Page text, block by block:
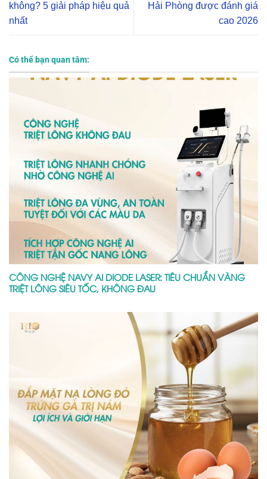
không? 5 giải pháp hiệu quả
nhất
Hải Phòng được đánh giá
cao 2026
Có thể bạn quan tâm:
CÔNG NGHỆ NAVY AI DIODE LASER: TIÊU CHUẨN VÀNG
TRIỆT LÔNG SIÊU TỐC, KHÔNG ĐAU